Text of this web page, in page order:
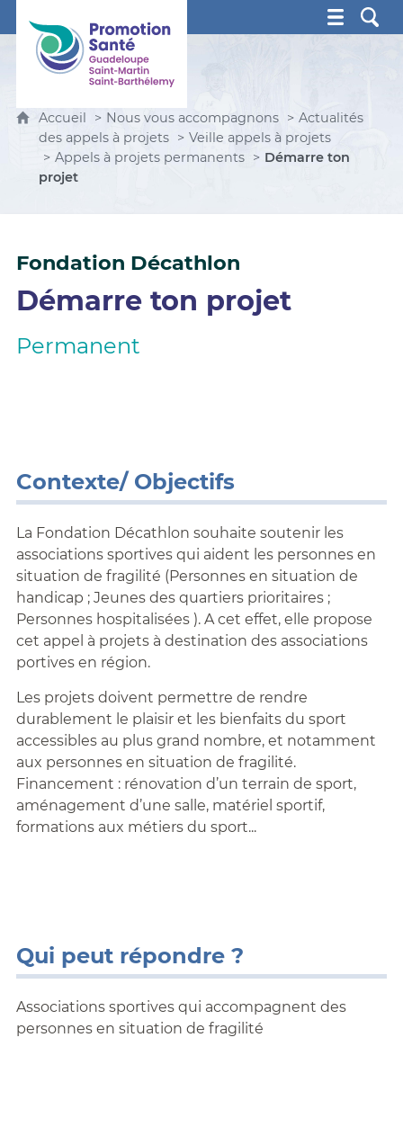
Promotion Santé Guadeloupe, Saint-Martin, Saint
Accueil Nous vous accompagnons
Actualités
des appels à projets
Veille appels à projets
Appels à projets permanents
Démarre ton
projet
Fondation Décathlon
Démarre ton projet
Permanent
Contexte/ Objectifs
La Fondation Décathlon souhaite soutenir les
associations sportives qui aident les personnes en
situation de fragilité (Personnes en situation de
handicap ; Jeunes des quartiers prioritaires ;
Personnes hospitalisées ). A cet effet, elle propose
cet appel à projets à destination des associations
portives en région.
Les projets doivent permettre de rendre
durablement le plaisir et les bienfaits du sport
accessibles au plus grand nombre, et notamment
aux personnes en situation de fragilité.
Financement : rénovation d’un terrain de sport,
aménagement d’une salle, matériel sportif,
formations aux métiers du sport...
Qui peut répondre ?
Associations sportives qui accompagnent des
personnes en situation de fragilité